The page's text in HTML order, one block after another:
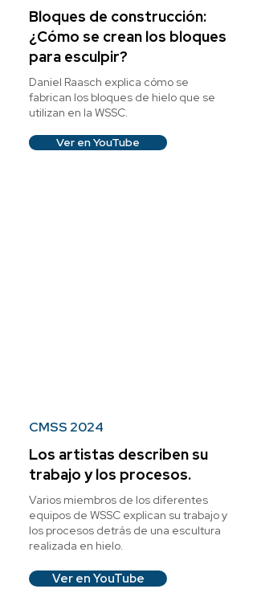
Bloques de construcción:
¿Cómo se crean los bloques
para esculpir?
Daniel Raasch explica cómo se
fabrican los bloques de hielo que se
utilizan en la WSSC.
Ver en YouTube
CMSS 2024
Los artistas describen su
trabajo y los procesos.
Varios miembros de los diferentes
equipos de WSSC explican su trabajo y
los procesos detrás de una escultura
realizada en hielo.
Ver en YouTube